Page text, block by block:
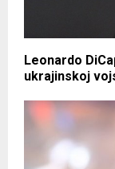
Leonardo
ukrajinskoj